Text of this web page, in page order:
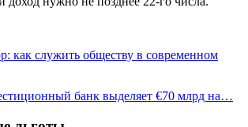
как служить обществу в современном
банк выделяет €70 млрд на…